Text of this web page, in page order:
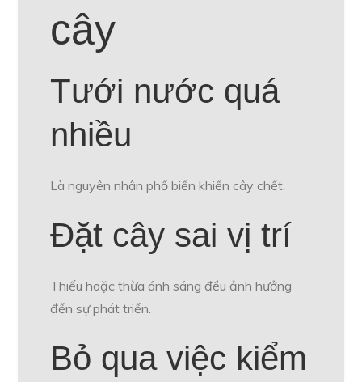
cây
Tưới nước quá
nhiều
Là nguyên nhân phổ biến khiến cây chết.
Đặt cây sai vị trí
Thiếu hoặc thừa ánh sáng đều ảnh hưởng
đến sự phát triển.
Bỏ qua việc kiểm